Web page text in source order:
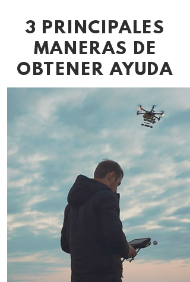
3 PRINCIPALES
MANERAS DE
OBTENER AYUDA